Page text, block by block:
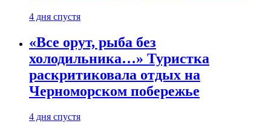
4 дня спустя
«Все орут, рыба без
холодильника…» Туристка
раскритиковала отдых на
Черноморском побережье
4 дня спустя